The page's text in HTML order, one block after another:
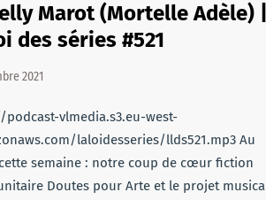
Marot (Mortelle Adèle)
des séries #521
2021
vlmedia.s3.eu-west-
laloidesseries/llds521.mp3 Au
semaine : notre coup de cœur fiction
Doutes pour Arte et le projet